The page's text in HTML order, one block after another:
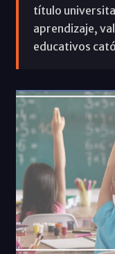
título
aprendizaje,
educativos